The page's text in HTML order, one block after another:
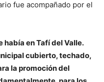
fue acompañado por el
había en Tafí del Valle.
cubierto, techado,
la promoción del